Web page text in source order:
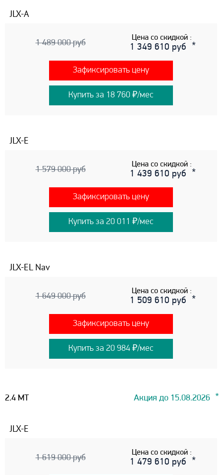
JLX-A
1 489 000 руб
Цена со скидкой :
1 349 610 руб
Зафиксировать цену
Купить за 18 760 ₽/мес
JLX-E
1 579 000 руб
Цена со скидкой :
1 439 610 руб
Зафиксировать цену
Купить за 20 011 ₽/мес
JLX-EL Nav
1 649 000 руб
Цена со скидкой :
1 509 610 руб
Зафиксировать цену
Купить за 20 984 ₽/мес
2.4 MT Акция до 15.08.2026
JLX-E
1 619 000 руб
Цена со скидкой :
1 479 610 руб